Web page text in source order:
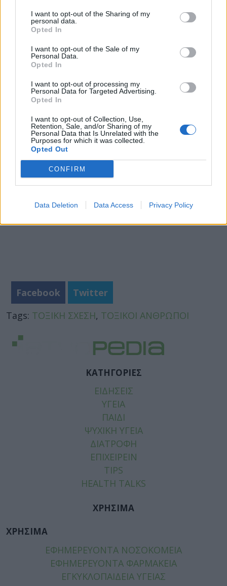
I want to opt-out of the Sharing of my
personal data.
Opted In
I want to opt-out of the Sale of my
Personal Data.
Opted In
I want to opt-out of processing my
Personal Data for Targeted Advertising.
Opted In
I want to opt-out of Collection, Use,
Retention, Sale, and/or Sharing of my
Personal Data that Is Unrelated with the
Purposes for which it was collected.
Opted Out
CONFIRM
Data Deletion Data Access Privacy Policy
Σε ρομαντικές σχέσεις ή φιλίες,
σας για το πόσο καλός είναι ένας
σύντροφος, ή φίλος.
να πείσετε τους άλλους για τις θετικές ιδιότητες
αυτού του ατόμου, θεωρήστε το και αυτό ως
ένδειξη ότι η σχέση μπορεί να μην είναι αυτό
που θα θέλατε εσείς να είναι.
https://www.psychologytoday.com
Facebook
Twitter
Tags: ΤΟΞΙΚΗ ΣΧΕΣΗ, ΤΟΞΙΚΟΙ ΑΝΘΡΩΠΟΙ
ΚΑΤΗΓΟΡΙΕΣ
ΕΙΔΗΣΕΙΣ
ΥΓΕΙΑ
ΠΑΙΔΙ
ΨΥΧΙΚΗ ΥΓΕΙΑ
ΔΙΑΤΡΟΦΗ
ΕΠΙΧΕΙΡΕΙΝ
TIPS
HEALTH TALKS
ΧΡΗΣΙΜΑ
ΧΡΗΣΙΜΑ
ΕΦΗΜΕΡΕΥΟΝΤΑ ΝΟΣΟΚΟΜΕΙΑ
ΕΦΗΜΕΡΕΥΟΝΤΑ ΦΑΡΜΑΚΕΙΑ
ΕΓΚΥΚΛΟΠΑΙΔΕΙΑ ΥΓΕΙΑΣ